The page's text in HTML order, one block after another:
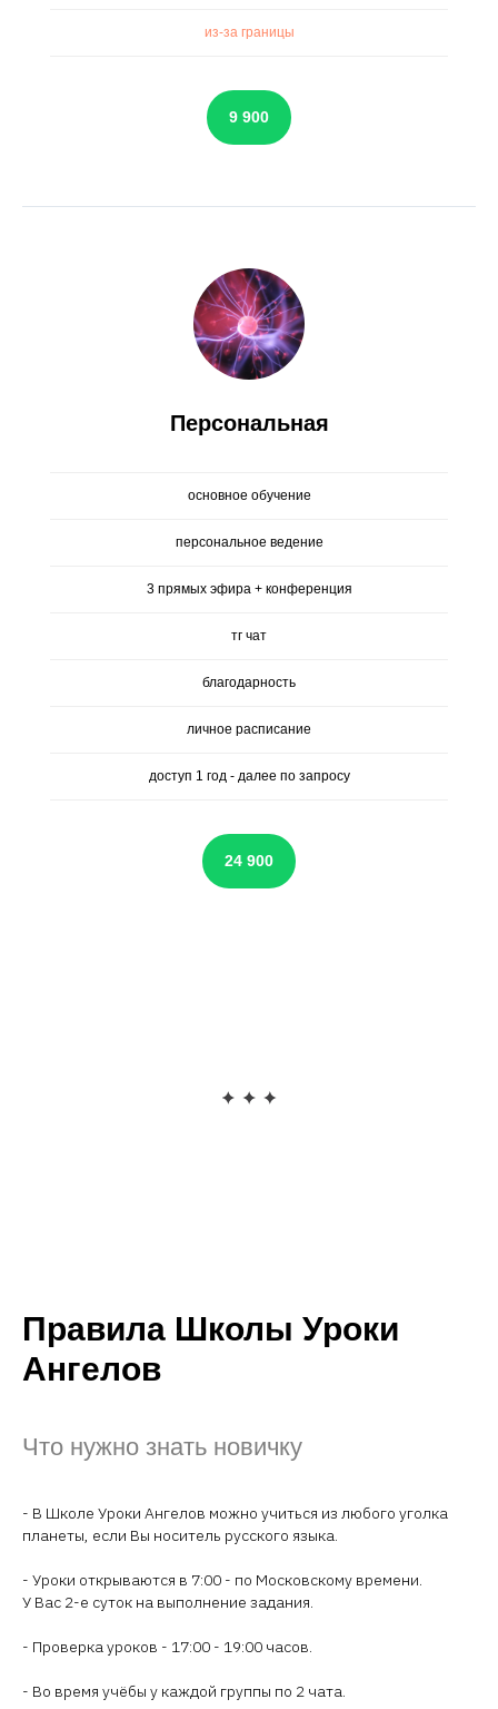
из-за границы
9 900
Персональная
основное обучение
персональное ведение
3 прямых эфира + конференция
тг чат
благодарность
личное расписание
доступ 1 год - далее по запросу
24 900
Правила Школы Уроки
Ангелов
Что нужно знать новичку
- В Школе Уроки Ангелов можно учиться из любого уголка
планеты, если Вы носитель русского языка.
- Уроки открываются в 7:00 - по Московскому времени.
У Вас 2-е суток на выполнение задания.
- Проверка уроков - 17:00 - 19:00 часов.
- Во время учёбы у каждой группы по 2 чата.